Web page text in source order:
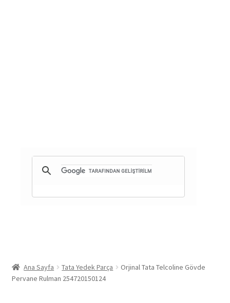
Ana Sayfa Tata Yedek Parça
Orjinal Tata Telcoline Gövde
Pervane Rulman 254720150124